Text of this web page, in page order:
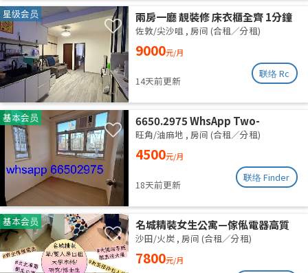
星级会员
兩房一廳 靚裝修 床衣櫃全齊 1分鐘
柯士甸站 5分鐘佐敦站
佐敦/尖沙咀 , 房间 (合租／分租)
9000元/月
14天前更新
联络 Rc
基本会员
6650.2975 WhsApp Two-
bedroom unit with one empty
room, newly renovated,
available for separate rental or
shared accommodation. High
floor with roof. Utilities
included. Excellent ventilation,
clean and quiet.
旺角/油麻地 , 房间 (合租／分租)
4500元/月
18天前更新
联络 Finder
基本会员
名城精裝女生公寓—傢俬電器高質
齊全 拎包即入住 (業主自放無佣)
沙田/火炭 , 房间 (合租／分租)
7800元/月